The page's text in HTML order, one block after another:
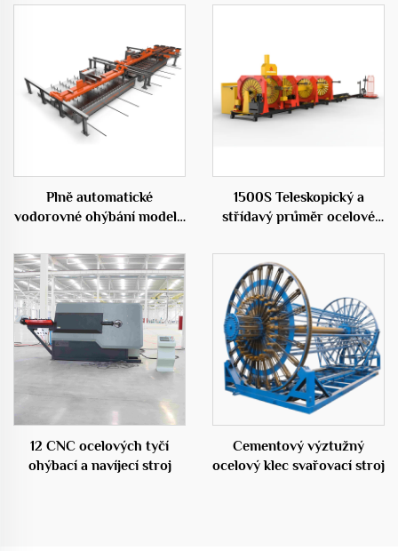
Plně automatické
vodorovné ohýbání modelu
1500S Teleskopický a
střídavý průměr ocelové
stroj
12 CNC ocelových tyčí
ohýbací a navíjecí stroj
Cementový výztužný
ocelový klec svařovací stroj